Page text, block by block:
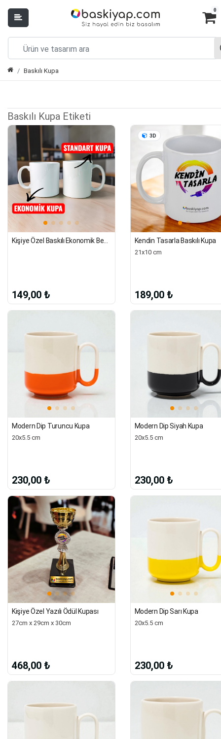
0
Baskılı Kupa
Baskılı Kupa Etiketi
149,00 ₺
3D
Kendin Tasarla Baskılı Kupa
21x10 cm
189,00 ₺
Modern Dip Turuncu Kupa
20x5.5 cm
230,00 ₺
Modern Dip Siyah Kupa
20x5.5 cm
230,00 ₺
Kişiye Özel Yazılı Ödül Kupası
27cm x 29cm x 30cm
468,00 ₺
Modern Dip Sarı Kupa
20x5.5 cm
230,00 ₺